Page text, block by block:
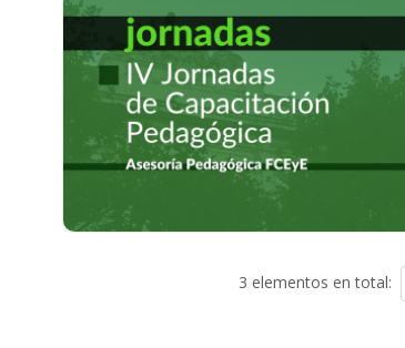
3 elementos en total: